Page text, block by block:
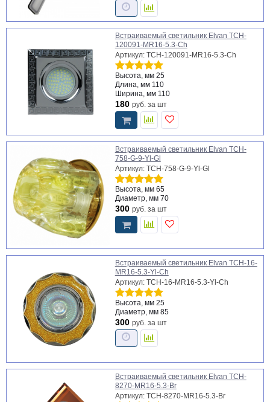
Встраиваемый светильник Elvan TCH-
120091-MR16-5.3-Ch
Артикул: TCH-120091-MR16-5.3-Ch
Высота, мм 25
Длина, мм 110
Ширина, мм 110
180 руб. за шт
Встраиваемый светильник Elvan TCH-
758-G-9-Yl-Gl
Артикул: TCH-758-G-9-Yl-Gl
Высота, мм 65
Диаметр, мм 70
300 руб. за шт
Встраиваемый светильник Elvan TCH-16-
MR16-5.3-Yl-Ch
Артикул: TCH-16-MR16-5.3-Yl-Ch
Высота, мм 25
Диаметр, мм 85
300 руб. за шт
Встраиваемый светильник Elvan TCH-
8270-MR16-5.3-Br
Артикул: TCH-8270-MR16-5.3-Br